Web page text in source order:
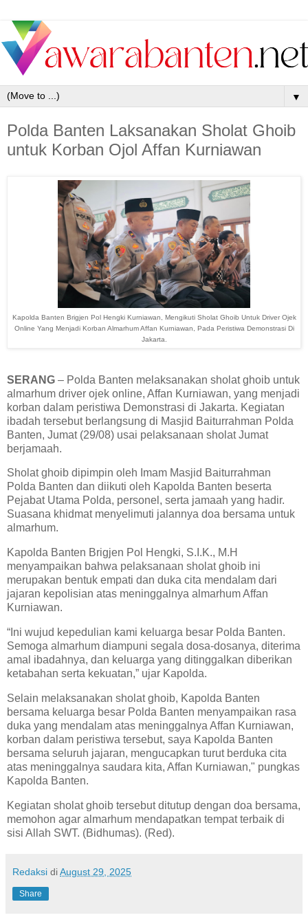
▼
Polda Banten Laksanakan Sholat Ghoib
untuk Korban Ojol Affan Kurniawan
Kapolda Banten Brigjen Pol Hengki Kurniawan, Mengikuti Sholat Ghoib Untuk Driver Ojek
Online Yang Menjadi Korban Almarhum Affan Kurniawan, Pada Peristiwa Demonstrasi Di
Jakarta.
SERANG – Polda Banten melaksanakan sholat ghoib untuk
almarhum driver ojek online, Affan Kurniawan, yang menjadi
korban dalam peristiwa Demonstrasi di Jakarta. Kegiatan
ibadah tersebut berlangsung di Masjid Baiturrahman Polda
Banten, Jumat (29/08) usai pelaksanaan sholat Jumat
berjamaah.
Sholat ghoib dipimpin oleh Imam Masjid Baiturrahman
Polda Banten dan diikuti oleh Kapolda Banten beserta
Pejabat Utama Polda, personel, serta jamaah yang hadir.
Suasana khidmat menyelimuti jalannya doa bersama untuk
almarhum.
Kapolda Banten Brigjen Pol Hengki, S.I.K., M.H
menyampaikan bahwa pelaksanaan sholat ghoib ini
merupakan bentuk empati dan duka cita mendalam dari
jajaran kepolisian atas meninggalnya almarhum Affan
Kurniawan.
“Ini wujud kepedulian kami keluarga besar Polda Banten.
Semoga almarhum diampuni segala dosa-dosanya, diterima
amal ibadahnya, dan keluarga yang ditinggalkan diberikan
ketabahan serta kekuatan,” ujar Kapolda.
Selain melaksanakan sholat ghoib, Kapolda Banten
bersama keluarga besar Polda Banten menyampaikan rasa
duka yang mendalam atas meninggalnya Affan Kurniawan,
korban dalam peristiwa tersebut, saya Kapolda Banten
bersama seluruh jajaran, mengucapkan turut berduka cita
atas meninggalnya saudara kita, Affan Kurniawan," pungkas
Kapolda Banten.
Kegiatan sholat ghoib tersebut ditutup dengan doa bersama,
memohon agar almarhum mendapatkan tempat terbaik di
sisi Allah SWT. (Bidhumas). (Red).
Redaksi diAugust 29, 2025
Share